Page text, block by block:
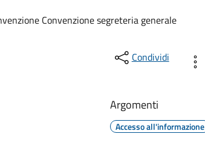
Convenzione segreteria generale
Condividi
Argomenti
Accesso all'informazione